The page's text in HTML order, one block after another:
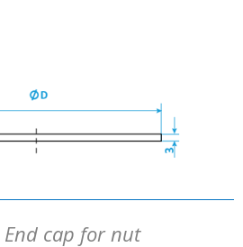
End cap for nut